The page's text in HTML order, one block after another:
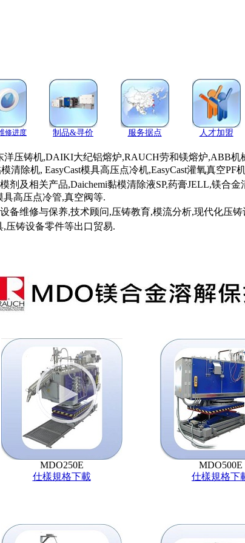
修进度 制品&寻价 服务据点 人才加盟
洋压铸机,DAIKI大纪铝熔炉,RAUCH劳和镁熔炉,ABB
机, EasyCast模具高压点冷机,EasyCast灌氧真空PF
剂及相关产品,Daichemi黏模清除液SP,药膏JELL,镁合
压点冷管,真空阀等.
备维修与保养,技术顾问,压铸教育,模流分析,现代化压
,压铸设备零件等出口贸易.
MDO250E
仕樣規格下載
MDO500E
仕樣規格下